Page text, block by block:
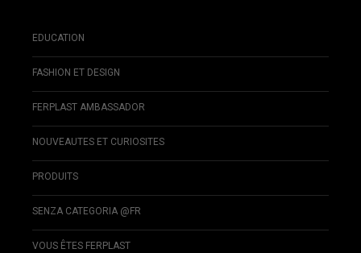
EDUCATION
FASHION ET DESIGN
FERPLAST AMBASSADOR
NOUVEAUTES ET CURIOSITES
PRODUITS
SENZA CATEGORIA @FR
VOUS ÊTES FERPLAST